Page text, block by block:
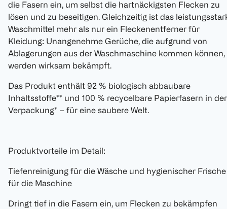
die Fasern ein, um selbst die hartnäckigsten Flecken zu
lösen und zu beseitigen. Gleichzeitig ist das
Waschmittel mehr als nur ein Fleckenentferner für
Kleidung: Unangenehme Gerüche, die aufgrund von
Ablagerungen aus der Waschmaschine kommen können,
werden wirksam bekämpft.
Das Produkt enthält 92 % biologisch abbaubare
Inhaltsstoffe** und 100 % recycelbare Papierfasern in der
Verpackung* – für eine saubere Welt.
Produktvorteile im Detail:
Tiefenreinigung für die Wäsche und hygienischer Frische
für die Maschine
Dringt tief in die Fasern ein, um Flecken zu bekämpfen